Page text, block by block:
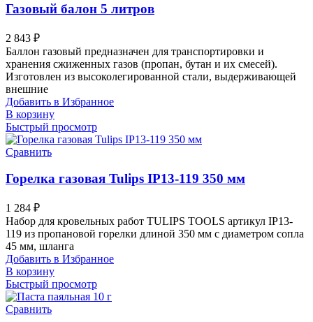
Газовый балон 5 литров
2 843 ₽
Баллон газовый предназначен для транспортировки и
хранения сжиженных газов (пропан, бутан и их смесей).
Изготовлен из высоколегированной стали, выдерживающей
внешние
Добавить в Избранное
В корзину
Быстрый просмотр
Сравнить
Горелка газовая Tulips IP13-119 350 мм
1 284 ₽
Набор для кровельных работ TULIPS TOOLS артикул IP13-
119 из пропановой горелки длиной 350 мм с диаметром сопла
45 мм, шланга
Добавить в Избранное
В корзину
Быстрый просмотр
Сравнить